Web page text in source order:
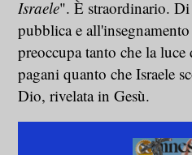
Israele". È straordinario.
pubblica e
preoccupa tanto che la
pagani quanto che Israele
Dio, rivelata in Gesù.